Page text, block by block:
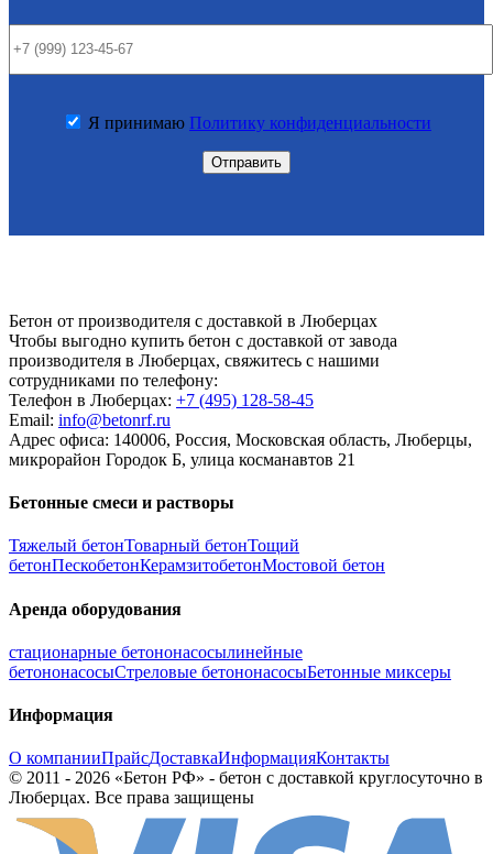
Я принимаю Политику конфиденциальности
Бетон от производителя с доставкой в Люберцах
Чтобы выгодно купить бетон с доставкой от завода
производителя в Люберцах, свяжитесь с нашими
сотрудниками по телефону:
Телефон в Люберцах: +7 (495) 128-58-45
Email: info@betonrf.ru
Адрес офиса: 140006, Россия, Московская область, Люберцы,
микрорайон Городок Б, улица косманавтов 21
Бетонные смеси и растворы
Тяжелый бетонТоварный бетонТощий
бетонПескобетонКерамзитобетонМостовой бетон
Аренда оборудования
стационарные бетононасосылинейные
бетононасосыСтреловые бетононасосыБетонные миксеры
Информация
О компанииПрайсДоставкаИнформацияКонтакты
© 2011 - 2026 «Бетон РФ» - бетон с доставкой круглосуточно в
Люберцах. Все права защищены